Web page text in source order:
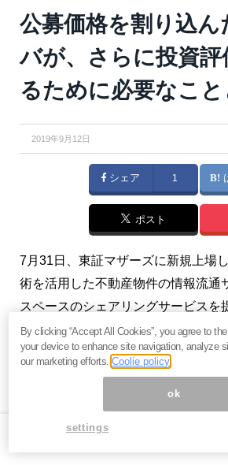
公募価格を割り込ん
バが、さらに投資評
るために必要なこと
2019年9月12日
シェア 1
ポスト
7月31日、東証マザーズに新規上場
術を活用した不動産物件の情報流通
スペースのシェアリングサービスを
（イノベーションの理論でみる業界
本記事は『イノベーションの理論で
2019年9月10日号の一部抜粋です。
持ちの方はぜひこの機会に、今月分
をどうぞ。
By clicking “Accept All Cookies”, you agree to
your device to enhance site navigation, analyze
our marketing efforts.Coolie policy
ok
settings